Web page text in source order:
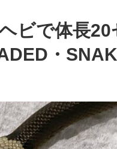
ビで体長
・